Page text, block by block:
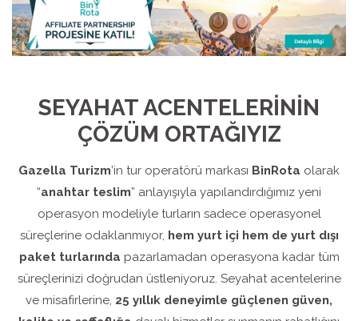
SEYAHAT ACENTELERİNİN
ÇÖZÜM ORTAĞIYIZ
Gazella Turizm’in tur operatörü markası BinRota olarak
“anahtar teslim” anlayışıyla yapılandırdığımız yeni
operasyon modeliyle turların sadece operasyonel
süreçlerine odaklanmıyor, hem yurt içi hem de yurt dışı
paket turlarında pazarlamadan operasyona kadar tüm
süreçlerinizi doğrudan üstleniyoruz. Seyahat acentelerine
ve misafirlerine, 25 yıllık deneyimle güçlenen güven,